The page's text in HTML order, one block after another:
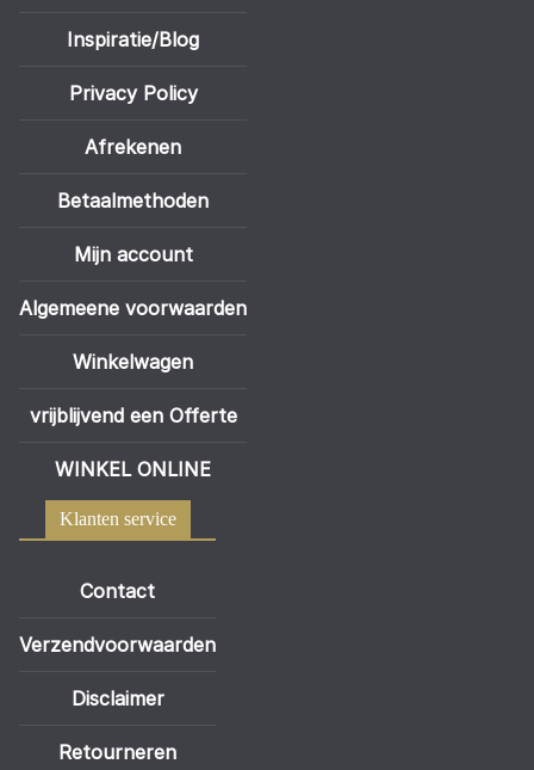
Inspiratie/Blog
Privacy Policy
Afrekenen
Betaalmethoden
Mijn account
Algemeene voorwaarden
Winkelwagen
vrijblijvend een Offerte
WINKEL ONLINE
Klanten service
Contact
Verzendvoorwaarden
Disclaimer
Retourneren